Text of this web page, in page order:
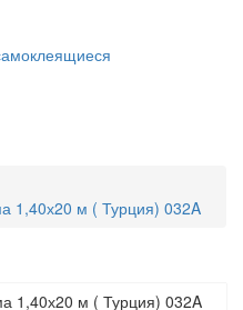
1,40х20 м ( Турция) 032A